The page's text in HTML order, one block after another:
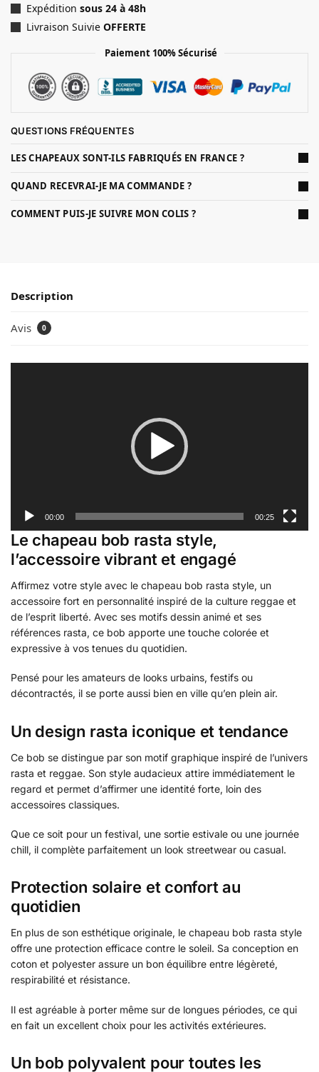
Expédition sous 24 à 48h
Livraison Suivie OFFERTE
Paiement 100% Sécurisé
QUESTIONS FRÉQUENTES
LES CHAPEAUX SONT-ILS FABRIQUÉS EN FRANCE ?
QUAND RECEVRAI-JE MA COMMANDE ?
COMMENT PUIS-JE SUIVRE MON COLIS ?
Description
Avis 0
00:00 00:25
Le chapeau bob rasta style,
l’accessoire vibrant et engagé
Affirmez votre style avec le chapeau bob rasta style, un
accessoire fort en personnalité inspiré de la culture reggae et
de l’esprit liberté. Avec ses motifs dessin animé et ses
références rasta, ce bob apporte une touche colorée et
expressive à vos tenues du quotidien.
Pensé pour les amateurs de looks urbains, festifs ou
décontractés, il se porte aussi bien en ville qu’en plein air.
Un design rasta iconique et tendance
Ce bob se distingue par son motif graphique inspiré de l’univers
rasta et reggae. Son style audacieux attire immédiatement le
regard et permet d’affirmer une identité forte, loin des
accessoires classiques.
Que ce soit pour un festival, une sortie estivale ou une journée
chill, il complète parfaitement un look streetwear ou casual.
Protection solaire et confort au
quotidien
En plus de son esthétique originale, le chapeau bob rasta style
offre une protection efficace contre le soleil. Sa conception en
coton et polyester assure un bon équilibre entre légèreté,
respirabilité et résistance.
Il est agréable à porter même sur de longues périodes, ce qui
en fait un excellent choix pour les activités extérieures.
Un bob polyvalent pour toutes les